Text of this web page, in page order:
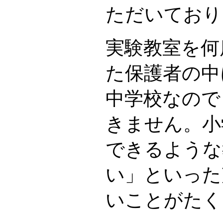
ただいてお
実験教室を
た保護者の
中学校なの
きません。
できるよう
い」といっ
いことがた